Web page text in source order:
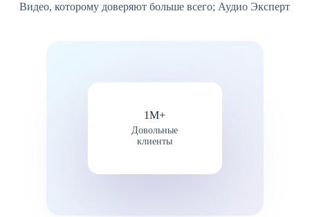
Видео, которому доверяют больше всего; Аудио Эксперт
1М+
Довольные
клиенты